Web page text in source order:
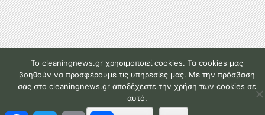
To cleaningnews.gr χρησιμοποιεί cookies. Τα cookies μας
βοηθούν να προσφέρουμε τις υπηρεσίες μας. Με την πρόσβαση
σας στο cleaningnews.gr αποδέχεστε την χρήση των cookies σε
αυτό.